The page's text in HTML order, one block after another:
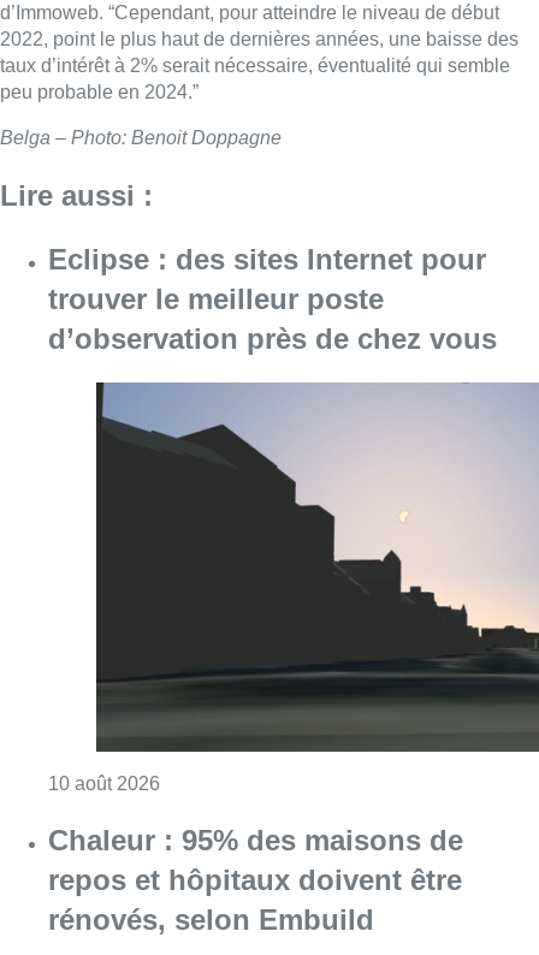
d’Immoweb. “Cependant, pour atteindre le niveau de début
2022, point le plus haut de dernières années, une baisse des
taux d’intérêt à 2% serait nécessaire, éventualité qui semble
peu probable en 2024.”
Belga – Photo: Benoit Doppagne
Lire aussi :
Eclipse : des sites Internet pour
trouver le meilleur poste
d’observation près de chez vous
10 août 2026
Chaleur : 95% des maisons de
repos et hôpitaux doivent être
rénovés, selon Embuild